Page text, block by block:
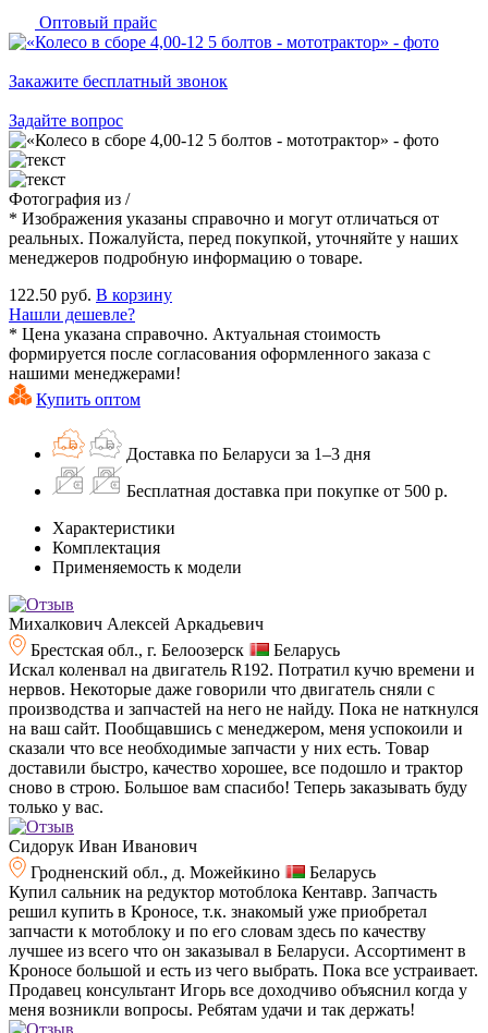
Оптовый прайс
Закажите бесплатный звонок
Задайте вопрос
Фотография из /
* Изображения указаны справочно и могут отличаться от
реальных. Пожалуйста, перед покупкой, уточняйте у наших
менеджеров подробную информацию о товаре.
122.50 руб. В корзину
Нашли дешевле?
* Цена указана справочно. Актуальная стоимость
формируется после согласования оформленного заказа с
нашими менеджерами!
Купить оптом
Доставка по Беларуси за 1–3 дня
Бесплатная доставка при покупке от 500 р.
Характеристики
Комплектация
Применяемость к модели
Михалкович Алексей Аркадьевич
Брестская обл., г. Белоозерск
Беларусь
Искал коленвал на двигатель R192. Потратил кучю времени и
нервов. Некоторые даже говорили что двигатель сняли с
производства и запчастей на него не найду. Пока не наткнулся
на ваш сайт. Пообщавшись с менеджером, меня успокоили и
сказали что все необходимые запчасти у них есть. Товар
доставили быстро, качество хорошее, все подошло и трактор
сново в строю. Большое вам спасибо! Теперь заказывать буду
только у вас.
Сидорук Иван Иванович
Гродненский обл., д. Можейкино
Беларусь
Купил сальник на редуктор мотоблока Кентавр. Запчасть
решил купить в Кроносе, т.к. знакомый уже приобретал
запчасти к мотоблоку и по его словам здесь по качеству
лучшее из всего что он заказывал в Беларуси. Ассортимент в
Кроносе большой и есть из чего выбрать. Пока все устраивает.
Продавец консультант Игорь все доходчиво объяснил когда у
меня возникли вопросы. Ребятам удачи и так держать!